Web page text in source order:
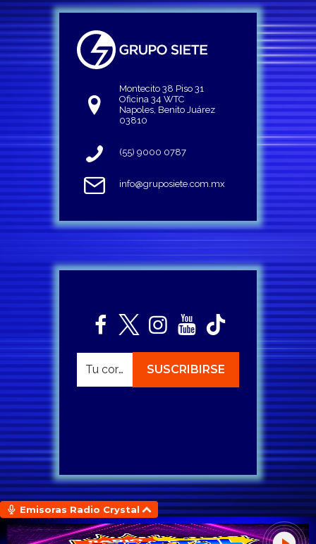
Montecito 38 Piso 31
Oficina 34 WTC
Napoles, Benito Juárez
03810
(55) 9000 0787
info@gruposiete.com.mx
Emisoras Radio Crystal